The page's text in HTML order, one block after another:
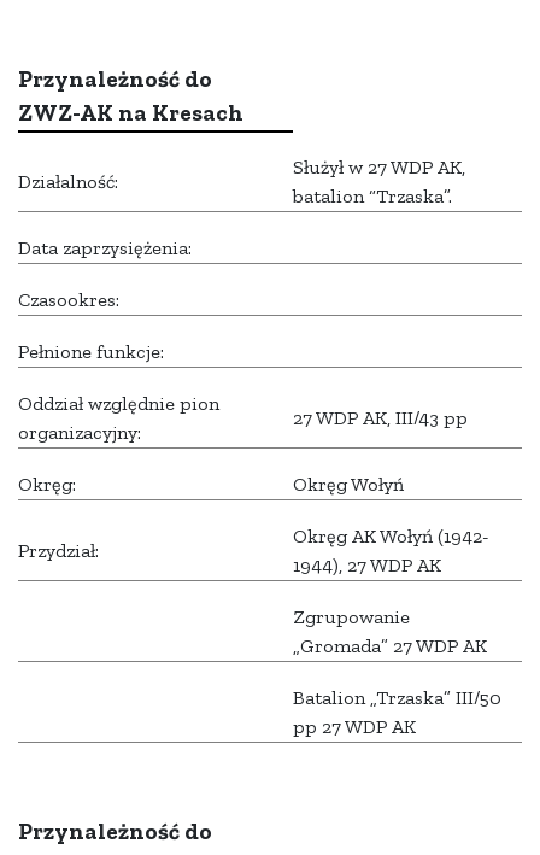
Przynależność do
ZWZ-AK na Kresach
Działalność:
Służył w 27 WDP AK,
batalion “Trzaska”.
Data zaprzysiężenia:
Czasookres:
Pełnione funkcje:
Oddział względnie pion
organizacyjny:
27 WDP AK, III/43 pp
Okręg: Okręg Wołyń
Przydział:
Okręg AK Wołyń (1942-
1944), 27 WDP AK
Zgrupowanie
„Gromada” 27 WDP AK
Batalion „Trzaska” III/50
pp 27 WDP AK
Przynależność do